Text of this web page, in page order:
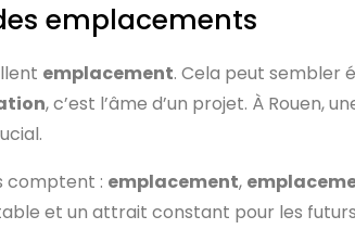
emplacements
emplacement. Cela peut sembler
, c’est l’âme d’un projet. À Rouen,
comptent : emplacement,
et un attrait constant pour les